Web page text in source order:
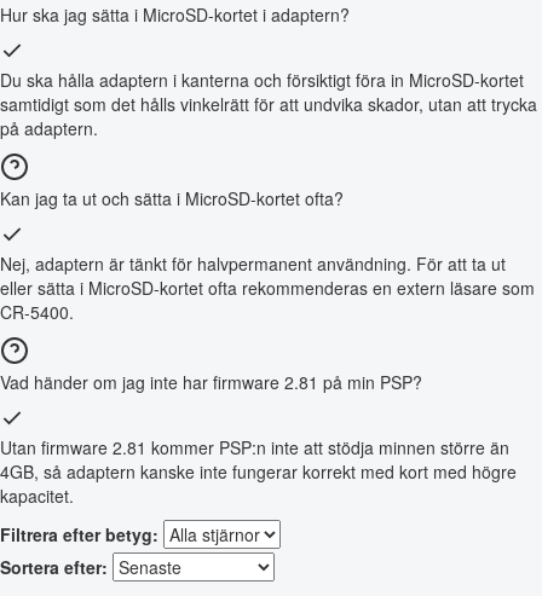
Hur ska jag sätta i MicroSD-kortet i adaptern?
Du ska hålla adaptern i kanterna och försiktigt föra in MicroSD-kortet
samtidigt som det hålls vinkelrätt för att undvika skador, utan att trycka
på adaptern.
Kan jag ta ut och sätta i MicroSD-kortet ofta?
Nej, adaptern är tänkt för halvpermanent användning. För att ta ut
eller sätta i MicroSD-kortet ofta rekommenderas en extern läsare som
CR-5400.
Vad händer om jag inte har firmware 2.81 på min PSP?
Utan firmware 2.81 kommer PSP:n inte att stödja minnen större än
4GB, så adaptern kanske inte fungerar korrekt med kort med högre
kapacitet.
Filtrera efter betyg:
Sortera efter: